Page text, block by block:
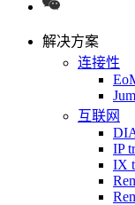
解决方案
连接性
互联网
IP
IX